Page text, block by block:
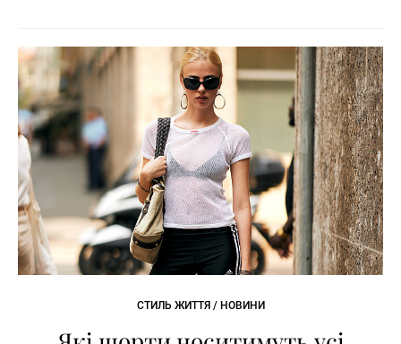
СТИЛЬ ЖИТТЯ / НОВИНИ